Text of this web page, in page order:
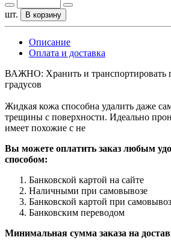
шт. В корзину
Описание
Оплата и доставка
ВАЖНО: Хранить и транспортировать
градусов
Жидкая кожа способна удалить даже
трещины с поверхности. Идеально
имеет похожие с не
Вы можете оплатить заказ любым
способом:
Банковской картой на сайте
Наличными при самовывозе
Банковской картой при
Банковским переводом
Минимальная сумма заказа на